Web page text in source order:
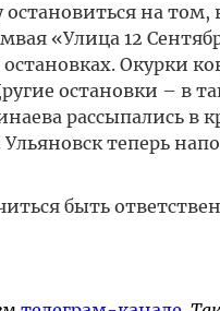
остановиться на
«Улица 12
Окурки
остановки – в
рассыпались в
Ульяновск теперь
быть